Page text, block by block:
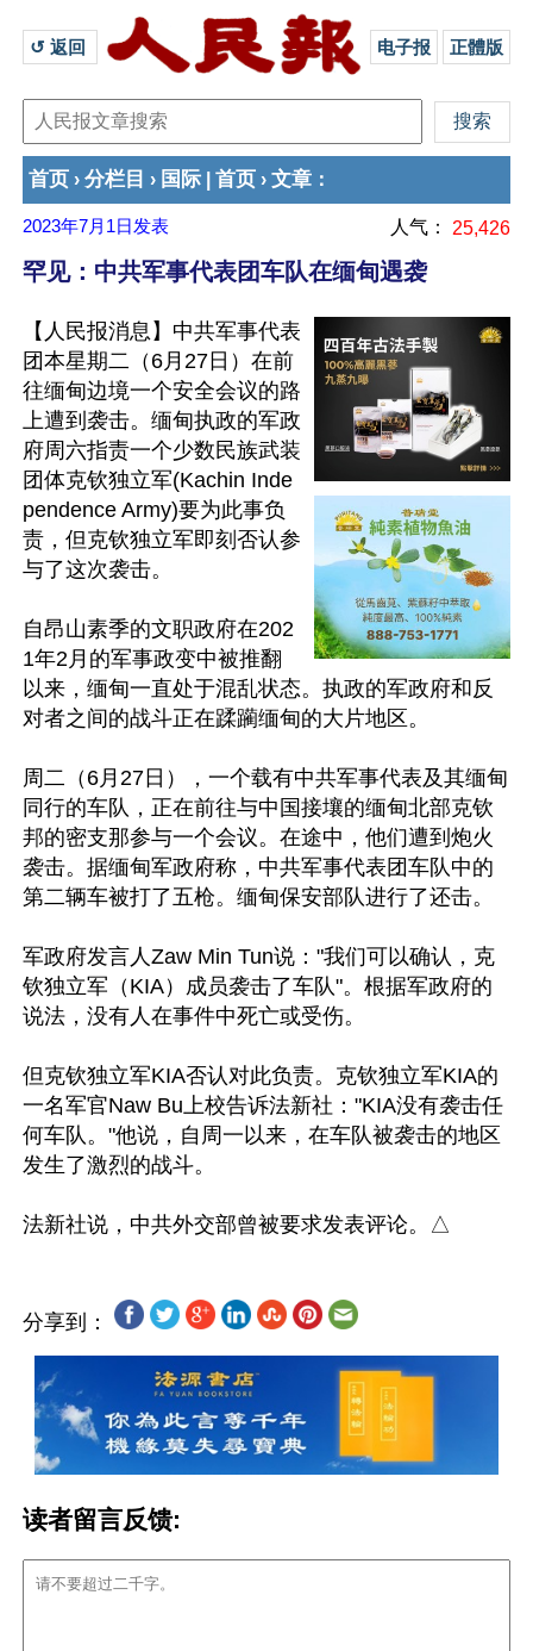
↺ 返回 电子报 正體版
首页 › 分栏目 › 国际 首页 › 文章 ：
2023年7月1日 发表 人气： 25,426
罕见：中共军事代表团车队在缅甸遇袭
【人民报消息】中共军事代表
团本星期二（6月27日）在前
往缅甸边境一个安全会议的路
上遭到袭击。缅甸执政的军政
府周六指责一个少数民族武装
团体克钦独立军(Kachin Inde
pendence Army)要为此事负
责，但克钦独立军即刻否认参
与了这次袭击。
自昂山素季的文职政府在202
1年2月的军事政变中被推翻
以来，缅甸一直处于混乱状态。执政的军政府和反
对者之间的战斗正在蹂躏缅甸的大片地区。
周二（6月27日），一个载有中共军事代表及其缅甸
同行的车队，正在前往与中国接壤的缅甸北部克钦
邦的密支那参与一个会议。在途中，他们遭到炮火
袭击。据缅甸军政府称，中共军事代表团车队中的
第二辆车被打了五枪。缅甸保安部队进行了还击。
军政府发言人Zaw Min Tun说："我们可以确认，克
钦独立军（KIA）成员袭击了车队"。根据军政府的
说法，没有人在事件中死亡或受伤。
但克钦独立军KIA否认对此负责。克钦独立军KIA的
一名军官Naw Bu上校告诉法新社："KIA没有袭击任
何车队。"他说，自周一以来，在车队被袭击的地区
发生了激烈的战斗。
分享到：
读者留言反馈: